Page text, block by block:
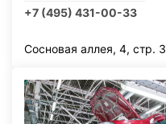
+7 (495) 431-00-33
Сосновая аллея, 4, стр. 3